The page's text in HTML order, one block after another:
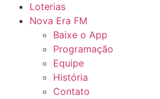
Loterias
Nova Era FM
Baixe o App
Programação
Equipe
História
Contato